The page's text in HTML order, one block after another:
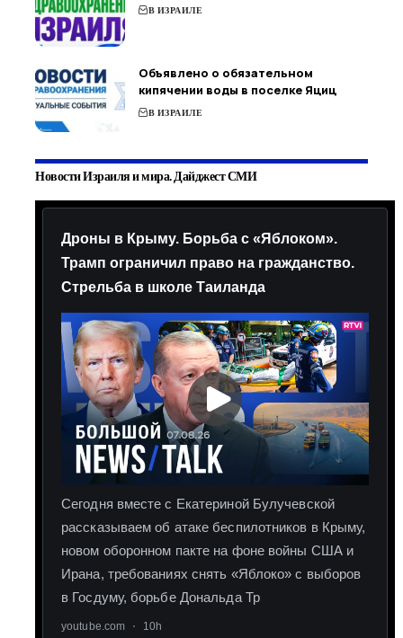
В ИЗРАИЛЕ
Объявлено о обязательном
кипячении воды в поселке Яциц
В ИЗРАИЛЕ
Новости Израиля и мира. Дайджест СМИ